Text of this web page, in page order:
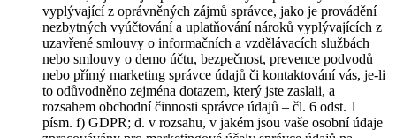
vyplývající z oprávněných zájmů správce, jako je provádění
nezbytných vyúčtování a uplatňování nároků vyplývajících z
uzavřené smlouvy o informačních a vzdělávacích službách
nebo smlouvy o demo účtu, bezpečnost, prevence podvodů
nebo přímý marketing správce údajů či kontaktování vás, je-li
to odůvodněno zejména dotazem, který jste zaslali, a
rozsahem obchodní činnosti správce údajů – čl. 6 odst. 1
písm. f) GDPR; d. v rozsahu, v jakém jsou vaše osobní údaje